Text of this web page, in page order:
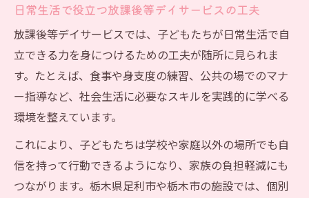
日常生活で役立つ放課後等デイサービスの工夫
放課後等デイサービスでは、子どもたちが日常生活で自
立できる力を身につけるための工夫が随所に見られま
す。たとえば、食事や身支度の練習、公共の場でのマナ
ー指導など、社会生活に必要なスキルを実践的に学べる
環境を整えています。
これにより、子どもたちは学校や家庭以外の場所でも自
信を持って行動できるようになり、家族の負担軽減にも
つながります。栃木県足利市や栃木市の施設では、個別